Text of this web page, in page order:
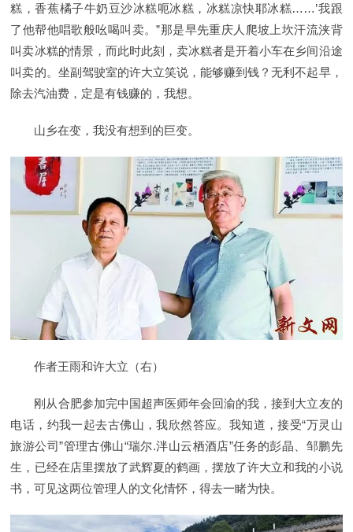
糕，香蕉橘子牛奶豆沙冰糕呃冰糕，冰糕凉快耶冰糕……’我跟
了他帮他唱歌般吆喝叫卖。”那是早先重庆人爬坡上坎汗流浃背
叫卖冰糕的情景，而此时此刻，卖冰糕者是开着小车在乡间沿途
叫卖的。坐副驾驶室的许大立笑说，能够赚到钱？无利不起早，
除去汽油费，定是有钱赚的，我想。
山乡在变，我没有想到的巨变。
作者王雨和许大立（右）
刚从合肥参加完中国超声医师年会回渝的我，接到大立友的
电话，约我一起去古佛山，我欣然答应。我知道，接受“万灵山
旅游公司”管理古佛山“瑞尔.泮山云栖酒店”任务的彭晶、邹鹏先
生，已经在店里摆放了武辉夏的鹤画，摆放了许大立和我的小说
书，可见这两位管理人的文化情怀，得去一睹为快。